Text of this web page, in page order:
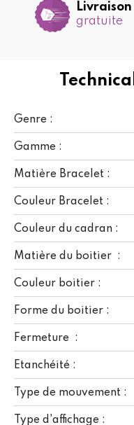
Genre :
Gamme :
Matière Bracelet :
Couleur Bracelet :
Couleur du cadran :
Matière du boitier :
Couleur boitier :
Forme du boitier :
Fermeture :
Etanchéité :
Type de mouvement :
Type d'affichage :
Livraison
gratuite